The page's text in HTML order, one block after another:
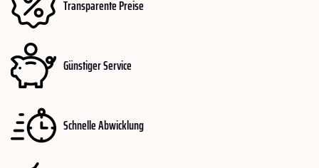
Transparente Preise
Günstiger Service
Schnelle Abwicklung